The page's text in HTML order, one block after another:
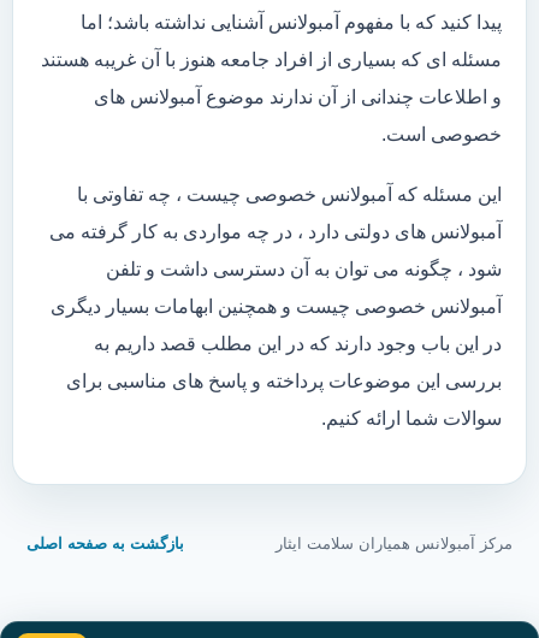
پیدا کنید که با مفهوم آمبولانس آشنایی نداشته باشد؛ اما
مسئله ای که بسیاری از افراد جامعه هنوز با آن غریبه هستند
و اطلاعات چندانی از آن ندارند موضوع آمبولانس های
خصوصی است.
این مسئله که آمبولانس خصوصی چیست ، چه تفاوتی با
آمبولانس های دولتی دارد ، در چه مواردی به کار گرفته می
شود ، چگونه می توان به آن دسترسی داشت و تلفن
آمبولانس خصوصی چیست و همچنین ابهامات بسیار دیگری
در این باب وجود دارند که در این مطلب قصد داریم به
بررسی این موضوعات پرداخته و پاسخ های مناسبی برای
سوالات شما ارائه کنیم.
مرکز آمبولانس همیاران سلامت ایثار بازگشت به صفحه اصلی